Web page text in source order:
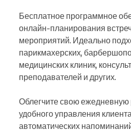
Бесплатное программное
онлайн-планирования
мероприятий. Идеально
парикмахерских,
медицинских клиник,
преподавателей и других.
Облегчите свою
удобного управления
автоматических